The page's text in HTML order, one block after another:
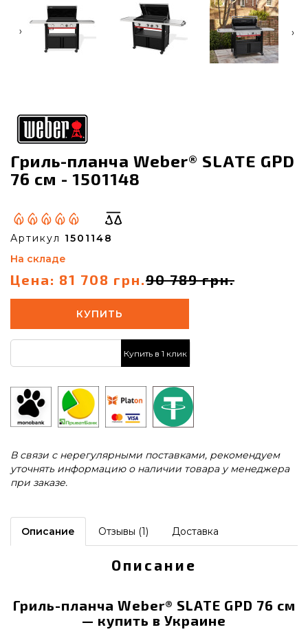
‹ ›
Гриль-планча Weber® SLATE GPD
76 см - 1501148
Артикул 1501148
На складе
Цена: 81 708 грн.90 789 грн.
КУПИТЬ
Купить в 1 клик
В связи с нерегулярными поставками, рекомендуем
уточнять информацию о наличии товара у менеджера
при заказе.
Описание Отзывы (1) Доставка
Описание
Гриль-планча Weber® SLATE GPD 76 см
— купить в Украине